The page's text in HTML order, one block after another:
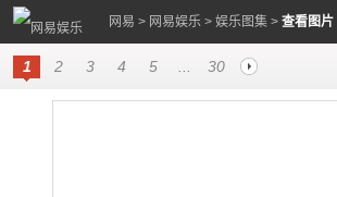
网易 > 网易娱乐 > 娱乐图集 > 查看图片
1 2 3 4 5 30